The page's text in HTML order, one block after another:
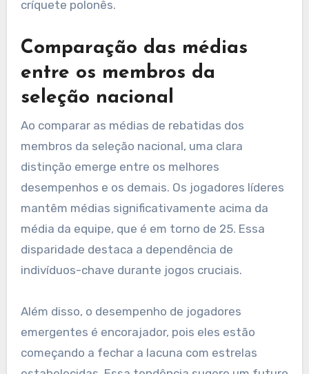
críquete polonês.
Comparação das médias
entre os membros da
seleção nacional
Ao comparar as médias de rebatidas dos
membros da seleção nacional, uma clara
distinção emerge entre os melhores
desempenhos e os demais. Os jogadores líderes
mantêm médias significativamente acima da
média da equipe, que é em torno de 25. Essa
disparidade destaca a dependência de
indivíduos-chave durante jogos cruciais.
Além disso, o desempenho de jogadores
emergentes é encorajador, pois eles estão
começando a fechar a lacuna com estrelas